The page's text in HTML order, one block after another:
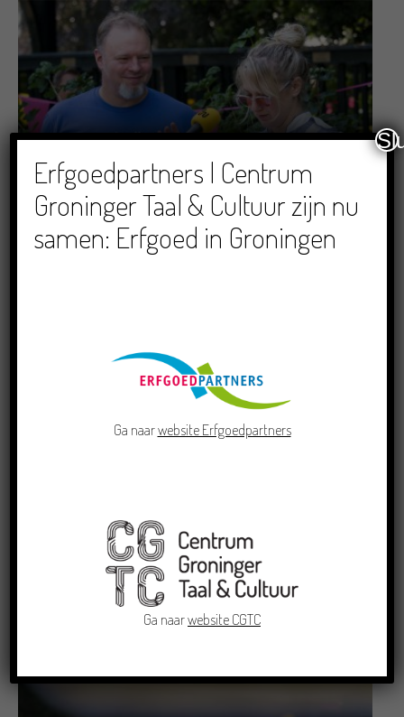
Ommaans
29/06/2026
Crowdfunding voor bijzonder kinderboek met
Groningse liedjes en verhalen
Grensoverschrijdende uitwisseling in Oldenburg
rond het Gronings en Platduits
Erfgoedpartners | Centrum
Groninger Taal & Cultuur zijn nu
samen: Erfgoed in Groningen
Ga naarwebsite Erfgoedpartners
Ga naarwebsite CGTC